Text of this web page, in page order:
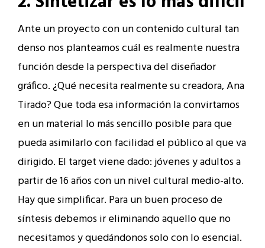
Ante un proyecto con un contenido cultural tan
denso nos planteamos cuál es realmente nuestra
función desde la perspectiva del diseñador
gráfico. ¿Qué necesita realmente su creadora, Ana
Tirado? Que toda esa información la convirtamos
en un material lo más sencillo posible para que
pueda asimilarlo con facilidad el público al que va
dirigido. El target viene dado: jóvenes y adultos a
partir de 16 años con un nivel cultural medio-alto.
Hay que simplificar. Para un buen proceso de
síntesis debemos ir eliminando aquello que no
necesitamos y quedándonos solo con lo esencial.